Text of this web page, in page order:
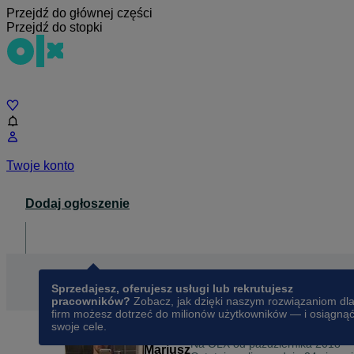
Przejdź do głównej części
Przejdź do stopki
Twoje konto
Dodaj ogłoszenie
Sprzedajesz, oferujesz usługi lub rekrutujesz
pracowników? Zobacz, jak dzięki naszym rozwiązaniom dla
firm możesz dotrzeć do milionów użytkowników — i osiągnąć
swoje cele.
MariuszNa OLX odpaździernika 2018